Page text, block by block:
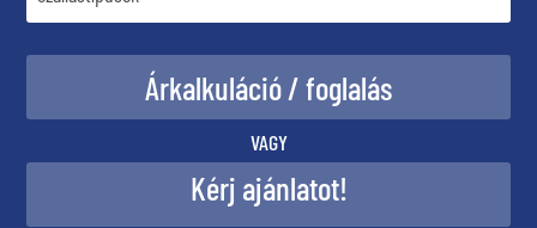
VAGY
Kérj ajánlatot!